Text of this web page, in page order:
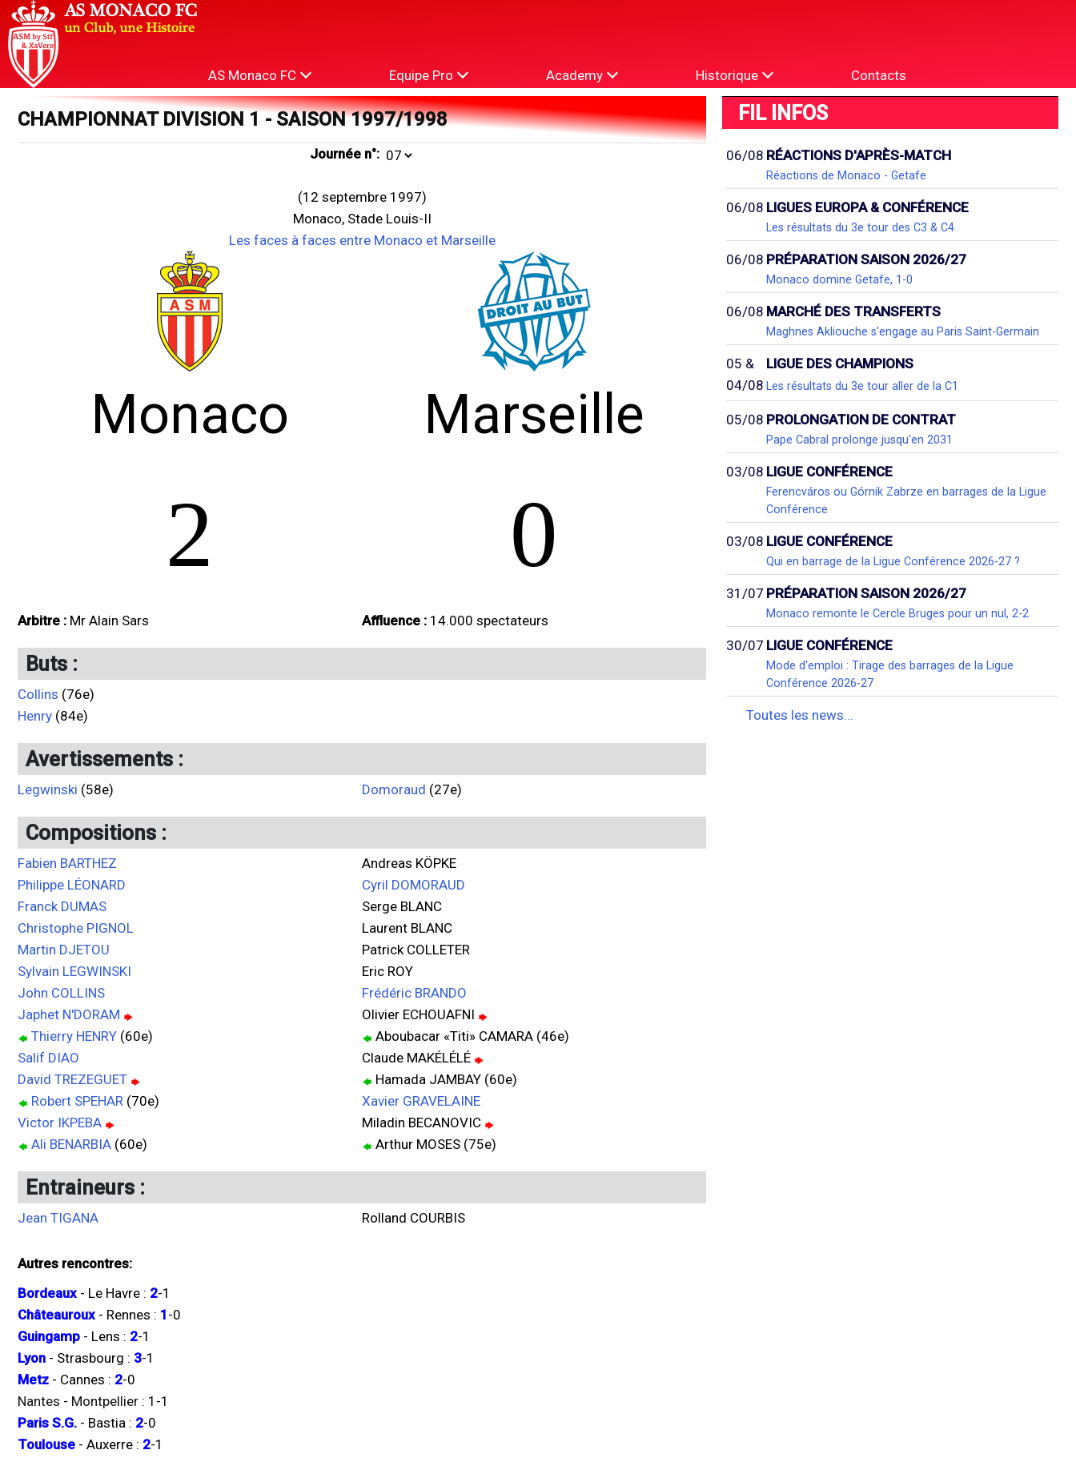
AS Monaco FC Equipe Pro Academy Historique Contacts
CHAMPIONNAT DIVISION 1 - SAISON 1997/1998
Journée n°:
(12 septembre 1997)
Monaco, Stade Louis-II
Les faces à faces entre Monaco et Marseille
Monaco Marseille
2 0
Arbitre : Mr Alain Sars Affluence : 14.000 spectateurs
Buts :
Collins (76e)
Henry (84e)
Avertissements :
Legwinski (58e) Domoraud (27e)
Compositions :
Fabien BARTHEZ
Philippe LÉONARD
Franck DUMAS
Christophe PIGNOL
Martin DJETOU
Sylvain LEGWINSKI
John COLLINS
Japhet N'DORAM
Thierry HENRY (60e)
Salif DIAO
David TREZEGUET
Robert SPEHAR (70e)
Victor IKPEBA
Ali BENARBIA (60e)
Andreas KÖPKE
Cyril DOMORAUD
Serge BLANC
Laurent BLANC
Patrick COLLETER
Eric ROY
Frédéric BRANDO
Olivier ECHOUAFNI
Aboubacar «Titi» CAMARA (46e)
Claude MAKÉLÉLÉ
Hamada JAMBAY (60e)
Xavier GRAVELAINE
Miladin BECANOVIC
Arthur MOSES (75e)
Entraineurs :
Jean TIGANA Rolland COURBIS
Autres rencontres:
Bordeaux - Le Havre : 2-1
Châteauroux - Rennes : 1 -0
Guingamp - Lens : 2-1
Lyon - Strasbourg : 3-1
Metz - Cannes : 2-0
Nantes - Montpellier : 1 -1
Paris S.G. - Bastia : 2-0
Toulouse - Auxerre : 2-1
FIL INFOS
06/08 RÉACTIONS D'APRÈS-MATCH
Réactions de Monaco - Getafe
06/08 LIGUES EUROPA & CONFÉRENCE
Les résultats du 3e tour des C3 & C4
06/08 PRÉPARATION SAISON 2026/27
Monaco domine Getafe, 1-0
06/08 MARCHÉ DES TRANSFERTS
Maghnes Akliouche s'engage au Paris Saint-Germain
05 &
04/08
LIGUE DES CHAMPIONS
Les résultats du 3e tour aller de la C1
05/08 PROLONGATION DE CONTRAT
Pape Cabral prolonge jusqu'en 2031
03/08 LIGUE CONFÉRENCE
Ferencváros ou Górnik Zabrze en barrages de la Ligue
Conférence
03/08 LIGUE CONFÉRENCE
Qui en barrage de la Ligue Conférence 2026-27 ?
31/07 PRÉPARATION SAISON 2026/27
Monaco remonte le Cercle Bruges pour un nul, 2-2
30/07 LIGUE CONFÉRENCE
Mode d'emploi : Tirage des barrages de la Ligue
Conférence 2026-27
Toutes les news...